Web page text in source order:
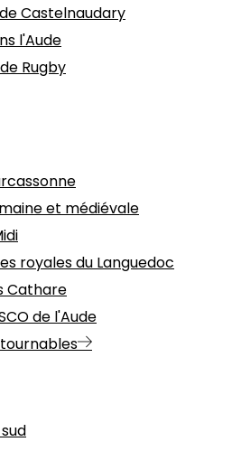
Castelnaudary
l'Aude
Rugby
et médiévale
royales du Languedoc
Cathare
de l'Aude